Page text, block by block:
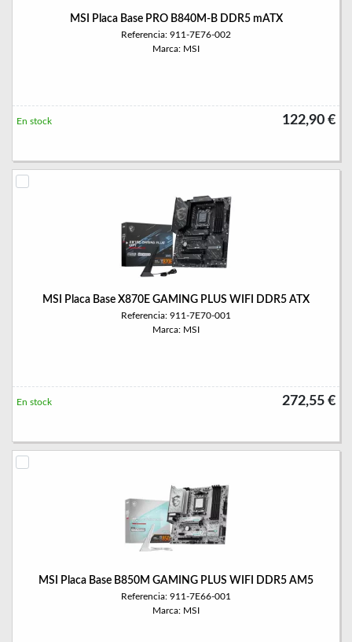
MSI Placa Base PRO B840M-B DDR5 mATX
Referencia: 911-7E76-002
Marca: MSI
122,90 €
En stock
MSI Placa Base X870E GAMING PLUS WIFI DDR5 ATX
Referencia: 911-7E70-001
Marca: MSI
272,55 €
En stock
MSI Placa Base B850M GAMING PLUS WIFI DDR5 AM5
Referencia: 911-7E66-001
Marca: MSI